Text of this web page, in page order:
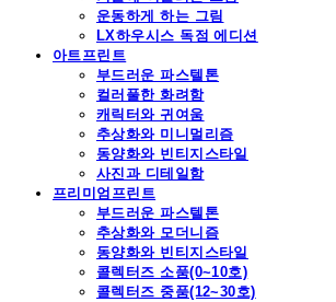
운동하게 하는 그림
LX하우시스 독점 에디션
아트프린트
부드러운 파스텔톤
컬러풀한 화려함
캐릭터와 귀여움
추상화와 미니멀리즘
동양화와 빈티지스타일
사진과 디테일함
프리미엄프린트
부드러운 파스텔톤
추상화와 모더니즘
동양화와 빈티지스타일
콜렉터즈 소품(0~10호)
콜렉터즈 중품(12~30호)